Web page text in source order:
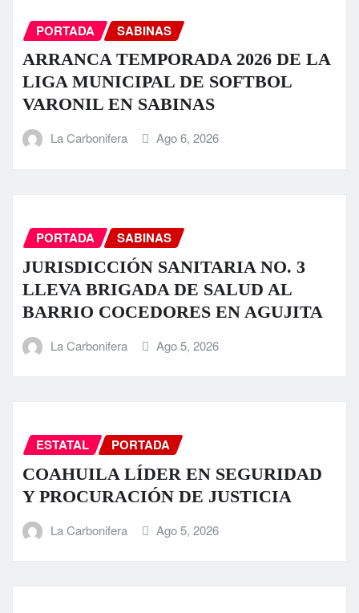
PORTADA SABINAS
ARRANCA TEMPORADA 2026 DE LA
LIGA MUNICIPAL DE SOFTBOL
VARONIL EN SABINAS
La Carbonifera Ago 6, 2026
PORTADA SABINAS
JURISDICCIÓN SANITARIA NO. 3
LLEVA BRIGADA DE SALUD AL
BARRIO COCEDORES EN AGUJITA
La Carbonifera Ago 5, 2026
ESTATAL PORTADA
COAHUILA LÍDER EN SEGURIDAD
Y PROCURACIÓN DE JUSTICIA
La Carbonifera Ago 5, 2026